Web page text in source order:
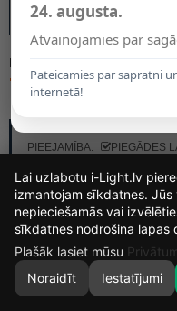
MODELIS:
72.20€
PIEEJAMĪBA:
PIEGĀDES
24. augusta.
Atvainojamies par
Pateicamies par sapratni
internetā!
13
DIENAS
22
STUNDAS
Lai uzlabotu i-Light.lv
izmantojam sīkdatnes.
nepieciešamās vai
sīkdatnes nodrošina lapas
Plašāk lasiet mūsu
Noraidīt
Iestatījumi